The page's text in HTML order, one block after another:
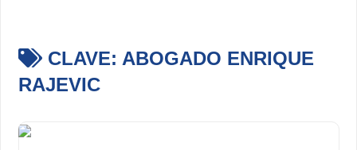
CLAVE: ABOGADO ENRIQUE
RAJEVIC